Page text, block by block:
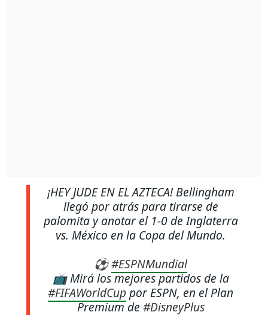
¡HEY JUDE EN EL AZTECA! Bellingham
llegó por atrás para tirarse de
palomita y anotar el 1-0 de Inglaterra
vs. México en la Copa del Mundo.
⚽#ESPNMundial
📺 Mirá los mejores partidos de la
#FIFAWorldCuppor ESPN, en el Plan
Premium de #DisneyPlus